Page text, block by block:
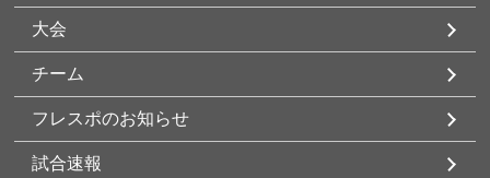
大会
チーム
フレスポのお知らせ
試合速報